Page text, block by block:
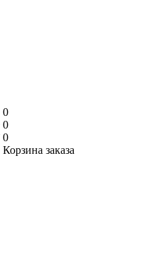
0
0
0
Корзина заказа